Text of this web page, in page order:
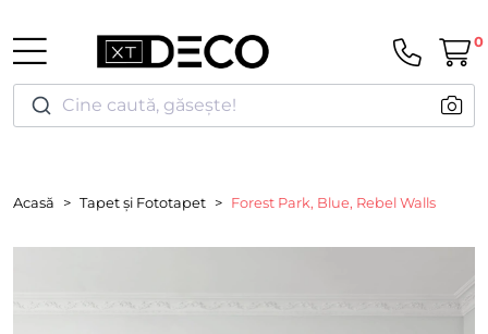
Cine caută, găsește!
0
Acasă Tapet și Fototapet Forest Park, Blue, Rebel Walls